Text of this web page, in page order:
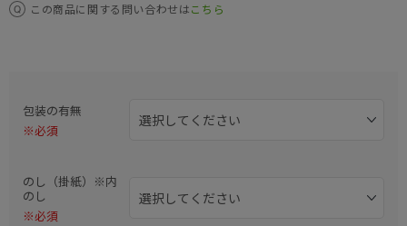
この商品に関する問い合わせはこちら
包装の有無
※必須
のし（掛紙）※内
のし
※必須